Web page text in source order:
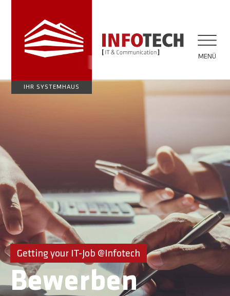
IHR SYSTEMHAUS
MENÜ
Getting your IT-Job @Infotech
Bewerben